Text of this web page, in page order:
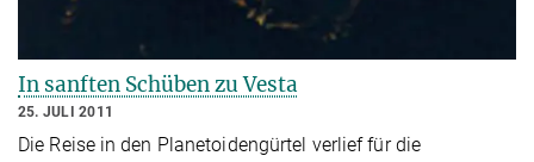
In sanften Schüben zu Vesta
25. JULI 2011
Die Reise in den Planetoidengürtel verlief für die